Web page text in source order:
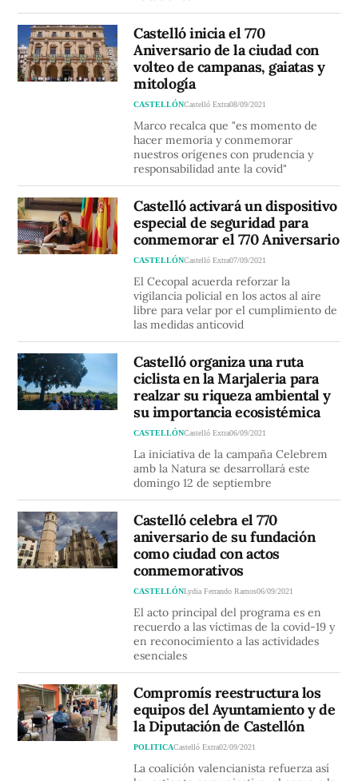
Castelló inicia el 770
Aniversario de la ciudad con
volteo de campanas, gaiatas y
mitología
CASTELLÓNCastelló Extra08/09/2021
Marco recalca que "es momento de
hacer memoria y conmemorar
nuestros orígenes con prudencia y
responsabilidad ante la covid"
Castelló activará un dispositivo
especial de seguridad para
conmemorar el 770 Aniversario
CASTELLÓNCastelló Extra07/09/2021
El Cecopal acuerda reforzar la
vigilancia policial en los actos al aire
libre para velar por el cumplimiento de
las medidas anticovid
Castelló organiza una ruta
ciclista en la Marjaleria para
realzar su riqueza ambiental y
su importancia ecosistémica
CASTELLÓNCastelló Extra06/09/2021
La iniciativa de la campaña Celebrem
amb la Natura se desarrollará este
domingo 12 de septiembre
Castelló celebra el 770
aniversario de su fundación
como ciudad con actos
conmemorativos
CASTELLÓNLydia Ferrando Ramos06/09/2021
El acto principal del programa es en
recuerdo a las víctimas de la covid-19 y
en reconocimiento a las actividades
esenciales
Compromís reestructura los
equipos del Ayuntamiento y de
la Diputación de Castellón
POLITICACastelló Extra02/09/2021
La coalición valencianista refuerza así